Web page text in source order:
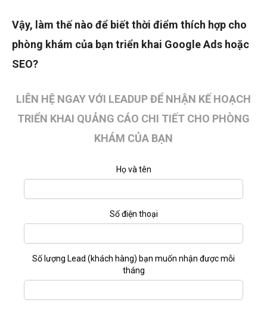
Vậy, làm thế nào để biết thời điểm thích hợp cho
phòng khám của bạn triển khai Google Ads hoặc
SEO?
LIÊN HỆ NGAY VỚI LEADUP ĐỂ NHẬN KẾ HOẠCH
TRIỂN KHAI QUẢNG CÁO CHI TIẾT CHO PHÒNG
KHÁM CỦA BẠN
Họ và tên
Số lượng Lead (khách hàng) bạn muốn nhận được mỗi
tháng
Số điện thoại